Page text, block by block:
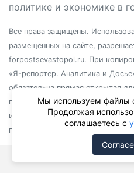
политике и экономике в
Все права защищены.
размещенных на сайте,
forpostsevastopol.ru. При
«Я-репортер. Аналитика и
обязательна прямая открытая
гиперссылка. Независимо от
использования материалов,
подзаголовке или первом абзаце
Мы используем файлы
Продолжая
соглашаетесь с